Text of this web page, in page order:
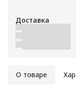
Доставка
О товаре